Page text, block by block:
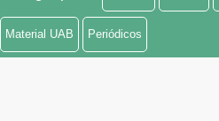
Ministério de Minas e Energia
Material UAB Periódicos